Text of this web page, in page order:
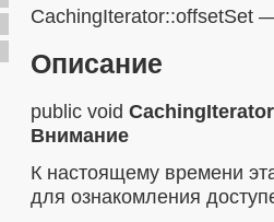
CachingIterator::offsetSet
Описание
public void
Внимание
К настоящему времени
для ознакомления